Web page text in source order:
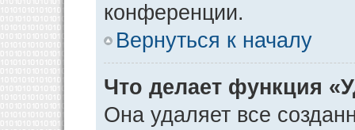
конференции.
Вернуться к началу
Что делает функция
Она удаляет все